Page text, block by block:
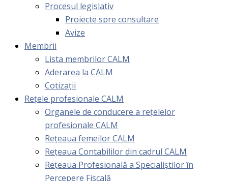
Procesul legislativ
Proiecte spre consultare
Avize
Membrii
Lista membrilor CALM
Aderarea la CALM
Cotizaţii
Rețele profesionale CALM
Organele de conducere a rețelelor
profesionale CALM
Rețeaua femeilor CALM
Rețeaua Contabililor din cadrul CALM
Rețeaua Profesională a Specialiștilor în
Percepere Fiscală